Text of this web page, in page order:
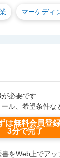
マーケディ
必要です
ル、希望条件な
は無料会員登録
3分で完了
をWeb上でアッ